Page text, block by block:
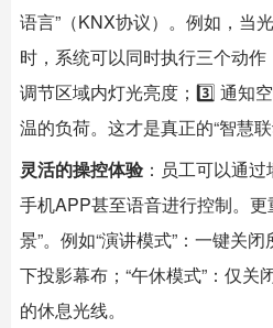
语言”（KNX协议）。例如，当
时，系统可以同时执行三个动
调节区域内灯光亮度；3️⃣ 通知
温的负荷。这才是真正的“智慧联
灵活的操控体验 ：员工可以通
手机APP甚至语音进行控制。更
景”。例如“演讲模式”：一键关
下投影幕布；“午休模式”：仅关
的休息光线。